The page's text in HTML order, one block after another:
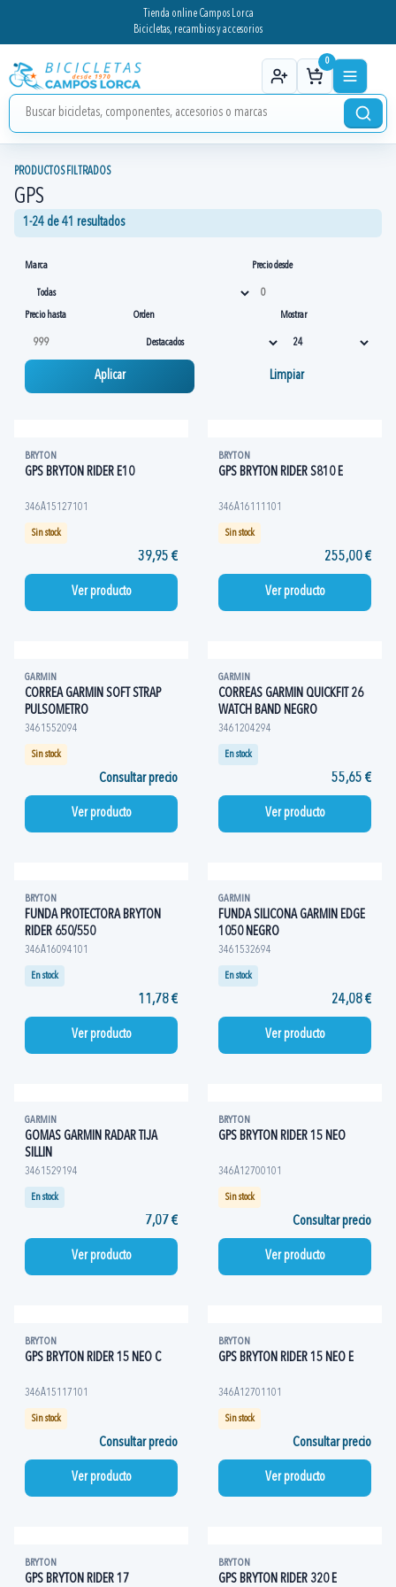
Tienda online Campos Lorca
Bicicletas, recambios y accesorios
0
PRODUCTOS FILTRADOS
GPS
1-24 de 41 resultados
Marca Precio desde
Precio hasta Orden Mostrar
Aplicar Limpiar
BRYTON
GPS BRYTON RIDER E10
346A15127101
Sin stock
39,95 €
Ver producto
BRYTON
GPS BRYTON RIDER S810 E
346A16111101
Sin stock
255,00 €
Ver producto
GARMIN
CORREA GARMIN SOFT STRAP
PULSOMETRO
3461552094
Sin stock
Consultar precio
Ver producto
GARMIN
CORREAS GARMIN QUICKFIT 26
WATCH BAND NEGRO
3461204294
En stock
55,65 €
Ver producto
BRYTON
FUNDA PROTECTORA BRYTON
RIDER 650/550
346A16094101
En stock
11,78 €
Ver producto
GARMIN
FUNDA SILICONA GARMIN EDGE
1050 NEGRO
3461532694
En stock
24,08 €
Ver producto
GARMIN
GOMAS GARMIN RADAR TIJA
SILLIN
3461529194
En stock
7,07 €
Ver producto
BRYTON
GPS BRYTON RIDER 15 NEO
346A12700101
Sin stock
Consultar precio
Ver producto
BRYTON
GPS BRYTON RIDER 15 NEO C
346A15117101
Sin stock
Consultar precio
Ver producto
BRYTON
GPS BRYTON RIDER 15 NEO E
346A12701101
Sin stock
Consultar precio
Ver producto
BRYTON
GPS BRYTON RIDER 17
BRYTON
GPS BRYTON RIDER 320 E